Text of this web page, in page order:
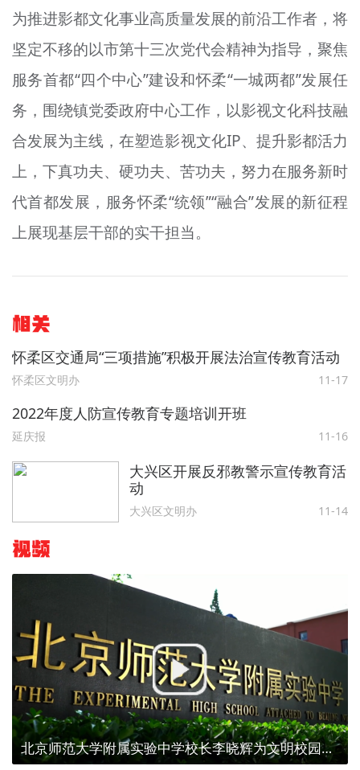
为推进影都文化事业高质量发展的前沿工作者，将
坚定不移的以市第十三次党代会精神为指导，聚焦
服务首都“四个中心”建设和怀柔“一城两都”发展任
务，围绕镇党委政府中心工作，以影视文化科技融
合发展为主线，在塑造影视文化IP、提升影都活力
上，下真功夫、硬功夫、苦功夫，努力在服务新时
代首都发展，服务怀柔“统领”“融合”发展的新征程
上展现基层干部的实干担当。
相关
怀柔区交通局“三项措施”积极开展法治宣传教育活动
怀柔区文明办 11-17
2022年度人防宣传教育专题培训开班
延庆报 11-16
大兴区开展反邪教警示宣传教育活
动
大兴区文明办 11-14
视频
北京师范大学附属实验中学校长李晓辉为文明校园代言